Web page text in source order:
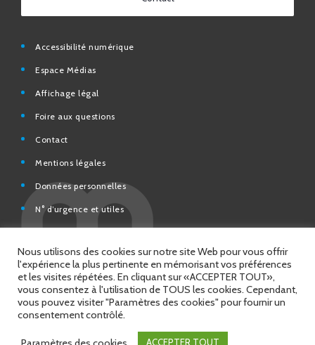
Accessibilité numérique
Charte de modération et de bonne conduite des Réseaux
sociaux de la Ville de Saint-Chamond
© 2026 Copyright Ville de Saint-Chamond
Nous utilisons des cookies sur notre site Web pour vous offrir
l'expérience la plus pertinente en mémorisant vos préférences
et les visites répétées. En cliquant sur «ACCEPTER TOUT»,
vous consentez à l'utilisation de TOUS les cookies. Cependant,
vous pouvez visiter "Paramètres des cookies" pour fournir un
consentement contrôlé.
ACCEPTER TOUT